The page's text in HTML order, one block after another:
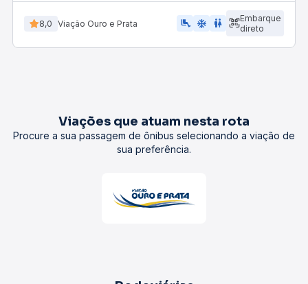
8,0 Viação Ouro e Prata airline_seat_legroom_extra ac_unit WC
Embarque
direto
Viações que atuam nesta rota
Procure a sua passagem de ônibus selecionando a viação de
sua preferência.